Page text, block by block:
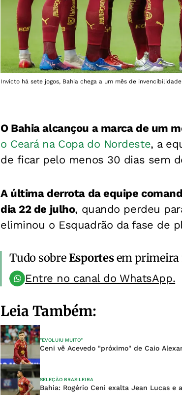
Invicto há sete jogos, Bahia chega a um mês de
O Bahia alcançou a marca de um
o Ceará na Copa do Nordeste, a
de ficar pelo menos 30 dias sem
A última derrota da equipe
dia 22 de julho, quando perdeu
eliminou o Esquadrão da fase de
Tudo sobreEsportesem primeira
Entre no canal do WhatsApp.
Leia Também:
"EVOLUIU MUITO"
Ceni vê Acevedo "próximo" de Caio
SELEÇÃO BRASILEIRA
Bahia: Rogério Ceni exalta Jean Lucas e